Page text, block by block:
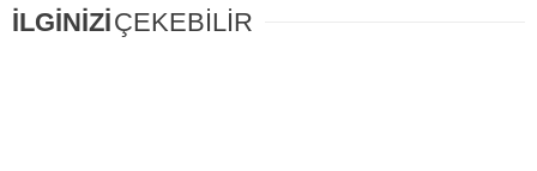
İLGİNİZİÇEKEBİLİR